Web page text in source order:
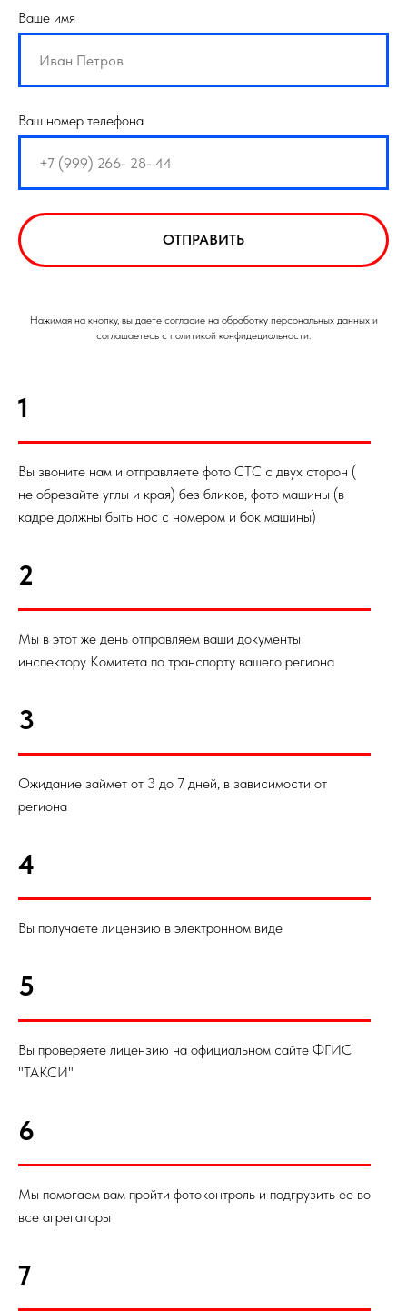
Ваше имя
Ваш номер телефона
ОТПРАВИТЬ
Нажимая на кнопку, вы даете согласие на обработку персональных данных и
соглашаетесь с политикой конфидециальности.
1
Вы звоните нам и отправляете фото СТС с двух сторон (
не обрезайте углы и края) без бликов, фото машины (в
кадре должны быть нос с номером и бок машины)
2
Мы в этот же день отправляем ваши документы
инспектору Комитета по транспорту вашего региона
3
Ожидание займет от 3 до 7 дней, в зависимости от
региона
4
Вы получаете лицензию в электронном виде
5
Вы проверяете лицензию на официальном сайте ФГИС
"ТАКСИ"
6
Мы помогаем вам пройти фотоконтроль и подгрузить ее во
все агрегаторы
7